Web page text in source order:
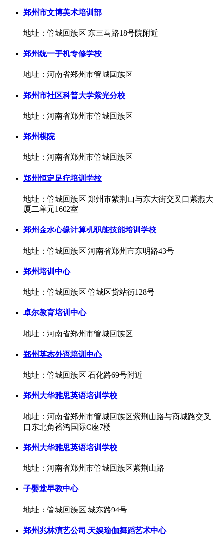
郑州市文博美术培训部
地址：管城回族区 东三马路18号院附近
郑州统一手机专修学校
地址：河南省郑州市管城回族区
郑州市社区科普大学紫光分校
地址：河南省郑州市管城回族区
郑州棋院
地址：河南省郑州市管城回族区
郑州恒定足疗培训学校
地址：管城回族区 郑州市紫荆山与东大街交叉口紫燕大
厦二单元1602室
郑州金水心缘计算机职能技能培训学校
地址：管城回族区 河南省郑州市东明路43号
郑州培训中心
地址：管城回族区 管城区货站街128号
卓尔教育培训中心
地址：河南省郑州市管城回族区
郑州英杰外语培训中心
地址：管城回族区 石化路69号附近
郑州大华雅思英语培训学校
地址：河南省郑州市管城回族区紫荆山路与商城路交叉
口东北角裕鸿国际C座7楼
郑州大华雅思英语培训学校
地址：河南省郑州市管城回族区紫荆山路
子婴堂早教中心
地址：管城回族区 城东路94号
郑州兆林演艺公司.天娱瑜伽舞蹈艺术中心